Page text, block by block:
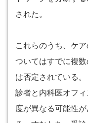
された。
これらのうち、ケ
ついてはすでに複
は否定されている
診者と内科医オフ
度が異なる可能性